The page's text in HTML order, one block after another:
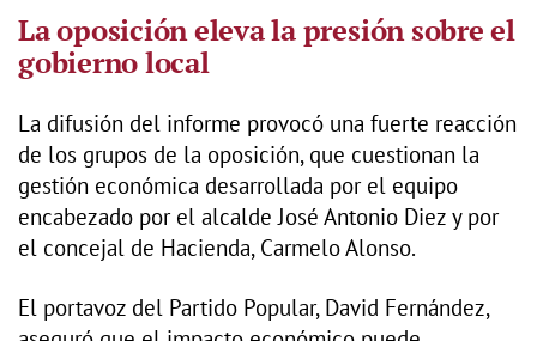
La oposición eleva la presión sobre el
gobierno local
La difusión del informe provocó una fuerte reacción
de los grupos de la oposición, que cuestionan la
gestión económica desarrollada por el equipo
encabezado por el alcalde José Antonio Diez y por
el concejal de Hacienda, Carmelo Alonso.
El portavoz del Partido Popular, David Fernández,